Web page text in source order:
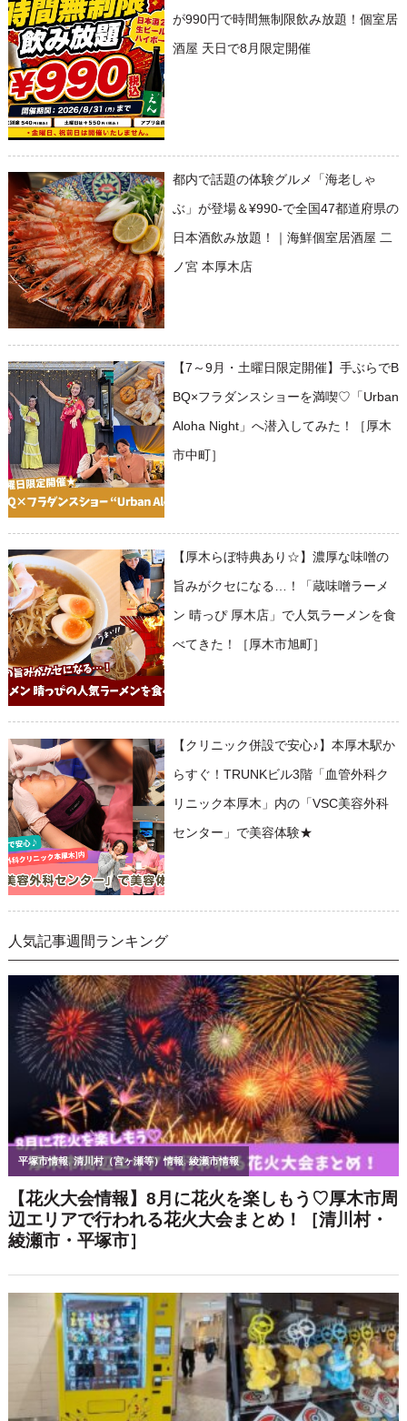
が990円で時間無制限飲み放題！個室居
酒屋 天日で8月限定開催
都内で話題の体験グルメ「海老しゃ
ぶ」が登場＆¥990-で全国47都道府県の
日本酒飲み放題！｜海鮮個室居酒屋 二
ノ宮 本厚木店
【7～9月・土曜日限定開催】手ぶらでB
BQ×フラダンスショーを満喫♡「Urban
Aloha Night」へ潜入してみた！［厚木
市中町］
【厚木らぼ特典あり☆】濃厚な味噌の
旨みがクセになる…！「蔵味噌ラーメ
ン 晴っぴ 厚木店」で人気ラーメンを食
べてきた！［厚木市旭町］
【クリニック併設で安心♪】本厚木駅か
らすぐ！TRUNKビル3階「血管外科ク
リニック本厚木」内の「VSC美容外科
センター」で美容体験★
人気記事週間ランキング